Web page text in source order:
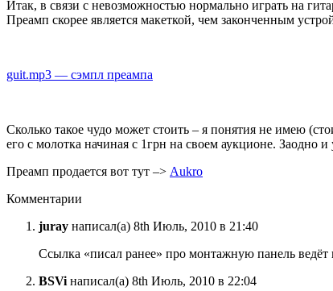
Итак, в связи с невозможностью нормально играть на
Преамп скорее является макеткой, чем законченным
guit.mp3 — сэмпл преампа
Сколько такое чудо может стоить – я понятия не имею
его с молотка начиная с 1грн на своем аукционе. Заодно
Преамп продается вот тут –> Aukro
Комментарии
juray написал(а) 8th Июль, 2010 в 21:40
Ссылка «писал ранее» про монтажную панель
BSViнаписал(а) 8th Июль, 2010 в 22:04